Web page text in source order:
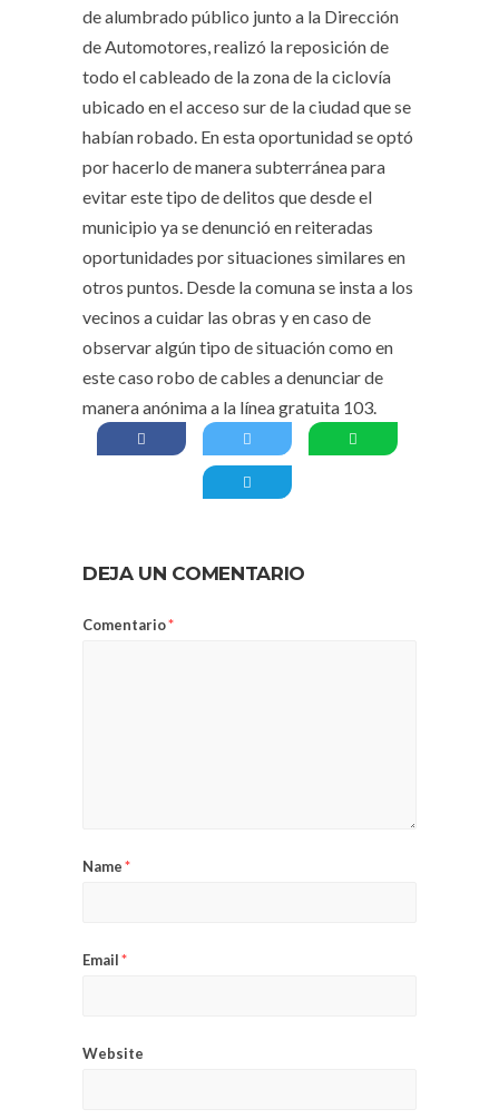
de alumbrado público junto a la Dirección
de Automotores, realizó la reposición de
todo el cableado de la zona de la ciclovía
ubicado en el acceso sur de la ciudad que se
habían robado. En esta oportunidad se optó
por hacerlo de manera subterránea para
evitar este tipo de delitos que desde el
municipio ya se denunció en reiteradas
oportunidades por situaciones similares en
otros puntos. Desde la comuna se insta a los
vecinos a cuidar las obras y en caso de
observar algún tipo de situación como en
este caso robo de cables a denunciar de
manera anónima a la línea gratuita 103.
DEJA UN COMENTARIO
Comentario*
Name*
Email*
Website